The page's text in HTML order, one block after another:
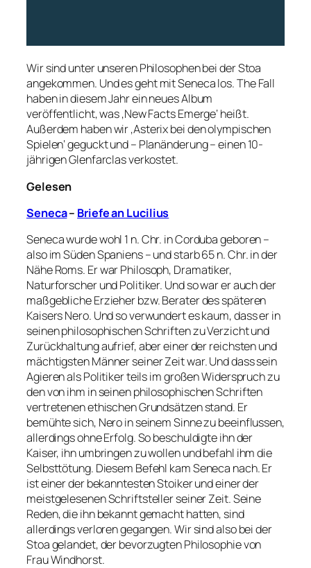
Wir sind unter unseren Philosophen bei der Stoa
angekommen. Und es geht mit Seneca los. The Fall
haben in diesem Jahr ein neues Album
veröffentlicht, was ‚New Facts Emerge‘ heißt.
Außerdem haben wir ‚Asterix bei den olympischen
Spielen‘ geguckt und – Planänderung – einen 10-
jährigen Glenfarclas verkostet.
Gelesen
Seneca– Briefe an Lucilius
Seneca wurde wohl 1 n. Chr. in Corduba geboren –
also im Süden Spaniens – und starb 65 n. Chr. in der
Nähe Roms. Er war Philosoph, Dramatiker,
Naturforscher und Politiker. Und so war er auch der
maßgebliche Erzieher bzw. Berater des späteren
Kaisers Nero. Und so verwundert es kaum, dass er in
seinen philosophischen Schriften zu Verzicht und
Zurückhaltung aufrief, aber einer der reichsten und
mächtigsten Männer seiner Zeit war. Und dass sein
Agieren als Politiker teils im großen Widerspruch zu
den von ihm in seinen philosophischen Schriften
vertretenen ethischen Grundsätzen stand. Er
bemühte sich, Nero in seinem Sinne zu beeinflussen,
allerdings ohne Erfolg. So beschuldigte ihn der
Kaiser, ihn umbringen zu wollen und befahl ihm die
Selbsttötung. Diesem Befehl kam Seneca nach. Er
ist einer der bekanntesten Stoiker und einer der
meistgelesenen Schriftsteller seiner Zeit. Seine
Reden, die ihn bekannt gemacht hatten, sind
allerdings verloren gegangen. Wir sind also bei der
Stoa gelandet, der bevorzugten Philosophie von
Frau Windhorst.